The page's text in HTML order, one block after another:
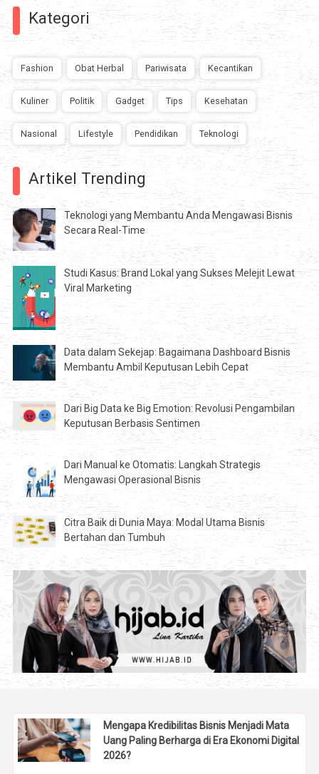
Kategori
Fashion Obat Herbal Pariwisata Kecantikan
Kuliner Politik Gadget Tips Kesehatan
Nasional Lifestyle Pendidikan Teknologi
Artikel Trending
Teknologi yang Membantu Anda Mengawasi Bisnis
Secara Real-Time
Studi Kasus: Brand Lokal yang Sukses Melejit Lewat
Viral Marketing
Data dalam Sekejap: Bagaimana Dashboard Bisnis
Membantu Ambil Keputusan Lebih Cepat
Dari Big Data ke Big Emotion: Revolusi Pengambilan
Keputusan Berbasis Sentimen
Dari Manual ke Otomatis: Langkah Strategis
Mengawasi Operasional Bisnis
Citra Baik di Dunia Maya: Modal Utama Bisnis
Bertahan dan Tumbuh
Mengapa Kredibilitas Bisnis Menjadi Mata
Uang Paling Berharga di Era Ekonomi Digital
2026?